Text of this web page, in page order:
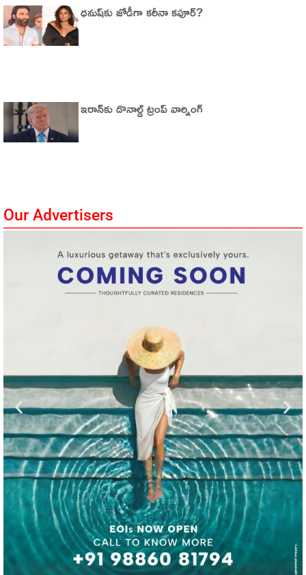
ధనుష్‌కు జోడీగా కరీనా కపూర్?
ఇరాన్‌కు డొనాల్డ్ ట్రంప్ వార్నింగ్‌
Our Advertisers